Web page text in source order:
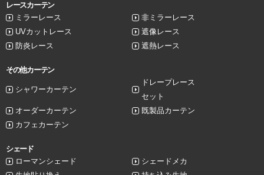
レースカーテン
ミラーレース
非ミラーレース
UVカットレース
遮像レース
防炎レース
遮熱レース
その他カーテン
シャワーカーテン
ドレープレース
セット
オーダーカーテン
既製品カーテン
カフェカーテン
シェード
ローマンシェード
シェードメカ